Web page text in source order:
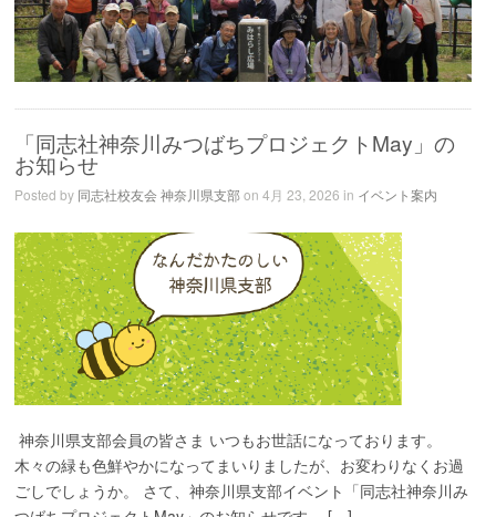
「同志社神奈川みつばちプロジェクトMay」の
お知らせ
Posted by 同志社校友会 神奈川県支部on 4月 23, 2026 in イベント案内
神奈川県支部会員の皆さま いつもお世話になっております。
木々の緑も色鮮やかになってまいりましたが、お変わりなくお過
ごしでしょうか。 さて、神奈川県支部イベント「同志社神奈川み